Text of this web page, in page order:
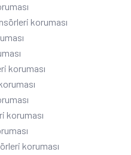
koruması
koruması
koruması
koruması